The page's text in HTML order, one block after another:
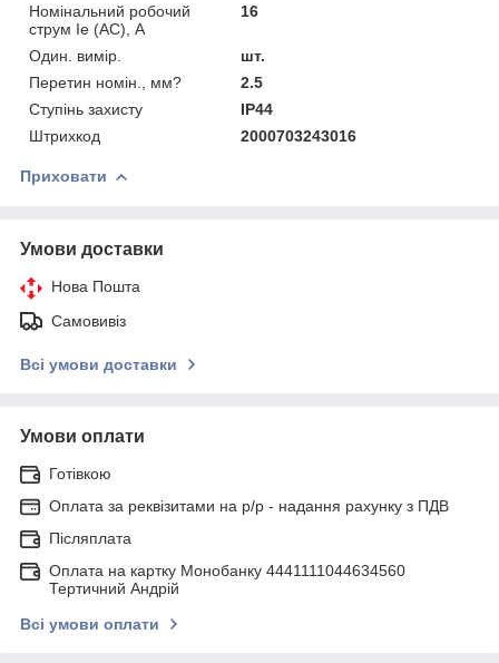
Номінальний робочий
струм Ie (AC), А
16
Один. вимір.
шт.
Перетин номін., мм?
2.5
Ступінь захисту
IP44
Штрихкод
2000703243016
Приховати
Умови доставки
Нова Пошта
Самовивіз
Всі умови доставки
Умови оплати
Готівкою
Оплата за реквізитами на р/р - надання рахунку з ПДВ
Післяплата
Оплата на картку Монобанку 4441111044634560
Тертичний Андрій
Всі умови оплати